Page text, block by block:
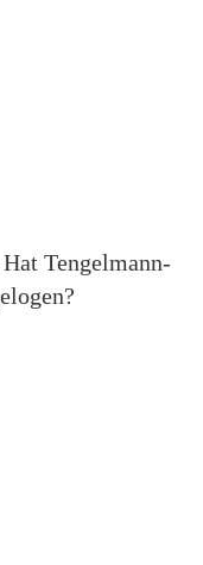
Tengelmann-